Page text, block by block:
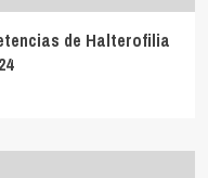
de Halterofilia